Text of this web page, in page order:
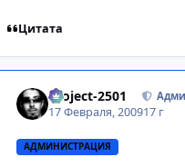
Цитата
Project-2501
17 Февраля, 200917 г
АДМИНИСТРАЦИЯ